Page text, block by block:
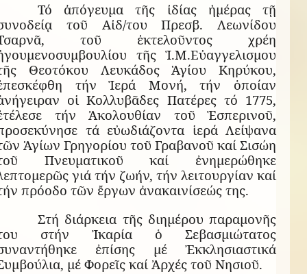
Τό ἀπόγευμα τῆς ἰδίας ἡμέρας τῇ
τοῦ Αἰδ/του Πρεσβ. Λεωνίδου
τοῦ ἐκτελοῦντος χρέη
τῆς Ἱ.Μ.Εὐαγγελισμου
Θεοτόκου Λευκάδος Ἁγίου Κηρύκου,
τήν Ἱερά Μονή, τήν ὁποίαν
οἱ Κολλυβᾶδες Πατέρες τό 1775,
τήν Ἀκολουθίαν τοῦ Ἑσπερινοῦ,
τά εὐωδιάζοντα ἱερά Λείψανα
Ἁγίων Γρηγορίου τοῦ Γραβανοῦ καί Σισώη
Πνευματικοῦ καί ἐνημερώθηκε
γιά τήν ζωήν, τήν λειτουργίαν καί
πρόοδο τῶν ἔργων ἀνακαινίσεώς της.
Στή διάρκεια τῆς διημέρου παραμονῆς
στήν Ἰκαρία ὁ Σεβασμιώτατος
ἐπίσης μέ Ἐκκλησιαστικά
μέ Φορεῖς καί Ἀρχές τοῦ Νησιοῦ.